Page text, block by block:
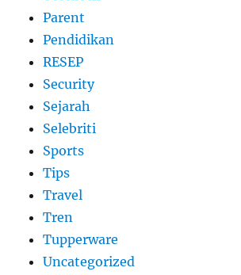
Parent
Pendidikan
RESEP
Security
Sejarah
Selebriti
Sports
Tips
Travel
Tren
Tupperware
Uncategorized